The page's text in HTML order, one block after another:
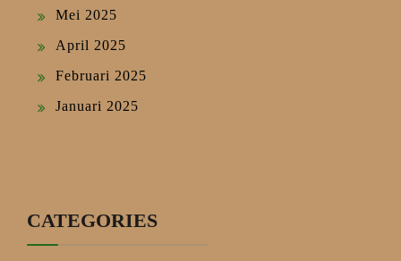
Mei 2025
April 2025
Februari 2025
Januari 2025
CATEGORIES